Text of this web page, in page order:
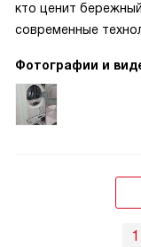
кто ценит
современные
Фотографии и
1